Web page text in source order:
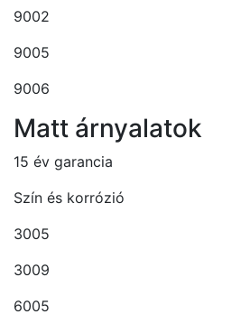
9002
9005
9006
Matt árnyalatok
15 év garancia
Szín és korrózió
3005
3009
6005